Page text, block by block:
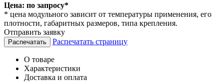
Цена: по запросу*
* цена модульного зависит от температуры применения, его
плотности, габаритных размеров, типа крепления.
Отправить заявку
Распечатать страницу
О товаре
Характеристики
Доставка и оплата